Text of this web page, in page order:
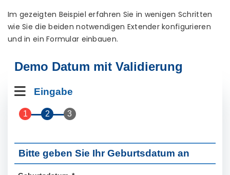
Im gezeigten Beispiel erfahren Sie in wenigen Schritten
wie Sie die beiden notwendigen Extender konfigurieren
und in ein Formular einbauen.